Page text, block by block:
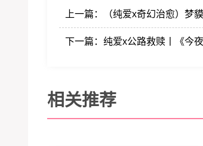
上一篇： （纯爱x奇幻治愈）梦
下一篇： 纯爱x公路救赎丨《今
相关推荐